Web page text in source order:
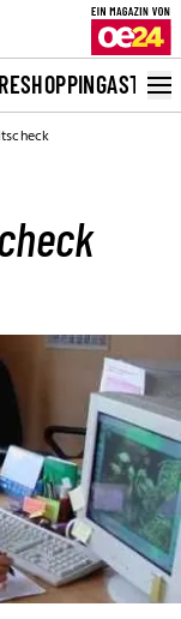
SHOPPINGASTRO